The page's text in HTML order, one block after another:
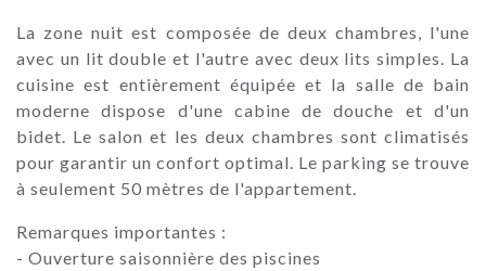
La zone nuit est composée de deux chambres, l'une
avec un lit double et l'autre avec deux lits simples. La
cuisine est entièrement équipée et la salle de bain
moderne dispose d'une cabine de douche et d'un
bidet. Le salon et les deux chambres sont climatisés
pour garantir un confort optimal. Le parking se trouve
à seulement 50 mètres de l'appartement.
Remarques importantes :
- Ouverture saisonnière des piscines